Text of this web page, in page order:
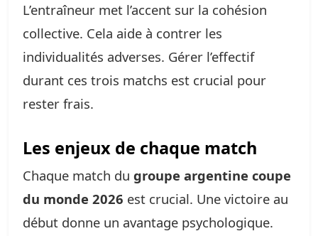
L’entraîneur met l’accent sur la cohésion
collective. Cela aide à contrer les
individualités adverses. Gérer l’effectif
durant ces trois matchs est crucial pour
rester frais.
Les enjeux de chaque match
Chaque match du groupe argentine coupe
du monde 2026 est crucial. Une victoire au
début donne un avantage psychologique.